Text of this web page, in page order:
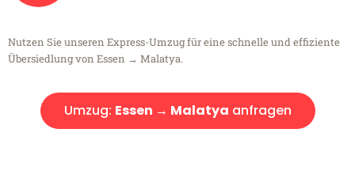
Nutzen Sie unseren Express-Umzug für eine schnelle und effiziente
Übersiedlung von Essen → Malatya.
Umzug: Essen → Malatya anfragen